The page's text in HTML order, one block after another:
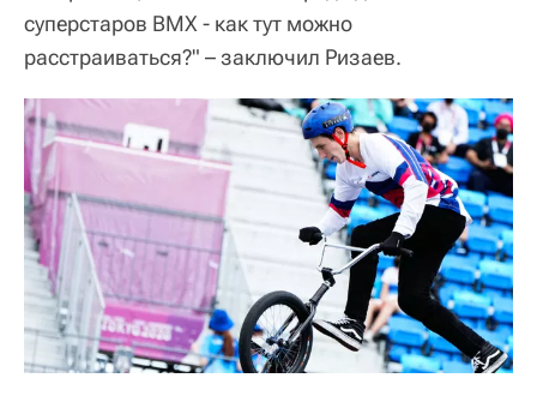
суперстаров BMX - как тут можно
расстраиваться?" – заключил Ризаев.